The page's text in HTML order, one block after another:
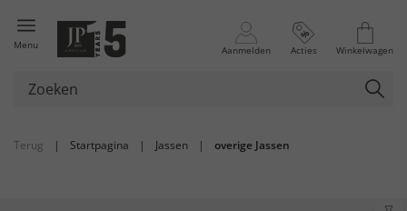
Menu Aanmelden Acties Winkelwagen
Terug | Startpagina | Jassen | overige Jassen